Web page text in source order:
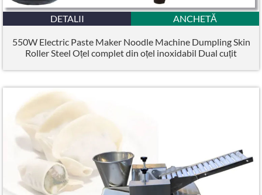
DETALII ANCHETĂ
550W Electric Paste Maker Noodle Machine Dumpling Skin
Roller Steel Oțel complet din oțel inoxidabil Dual cuțit